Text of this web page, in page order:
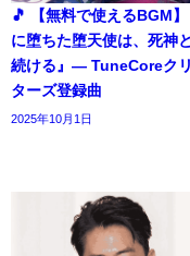
🎵 【無料で使えるBGM
に堕ちた堕天使は、死神
続ける』― TuneCoreク
ターズ登録曲
2025年10月1日